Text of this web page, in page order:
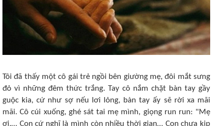
Tôi đã thấy một cô gái trẻ ngồi bên giường mẹ, đôi mắt sưng
đỏ vì những đêm thức trắng. Tay cô nắm chặt bàn tay gầy
guộc kia, cứ như sợ nếu lơi lỏng, bàn tay ấy sẽ rời xa mãi
mãi. Cô cúi xuống, ghé sát tai mẹ mình, giọng run run: "Mẹ
ơi,… Con cứ nghĩ là mình còn nhiều thời gian… Con chưa kịp